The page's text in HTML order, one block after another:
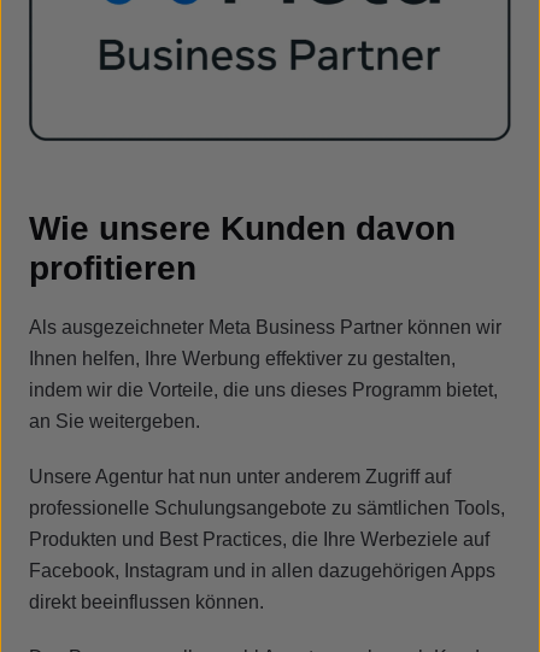
Wie unsere Kunden davon
profitieren
Als ausgezeichneter Meta Business Partner können wir
Ihnen helfen, Ihre Werbung effektiver zu gestalten,
indem wir die Vorteile, die uns dieses Programm bietet,
an Sie weitergeben.
Unsere Agentur hat nun unter anderem Zugriff auf
professionelle Schulungsangebote zu sämtlichen Tools,
Produkten und Best Practices, die Ihre Werbeziele auf
Facebook, Instagram und in allen dazugehörigen Apps
direkt beeinflussen können.